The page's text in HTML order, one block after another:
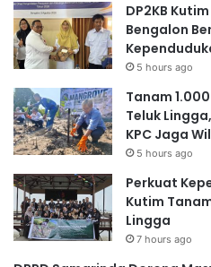
DP2KB
Bengalon
5 hours ago
Tanam
Teluk
KPC Jaga
5 hours ago
Perkuat
Kutim
Lingga
7 hours ago